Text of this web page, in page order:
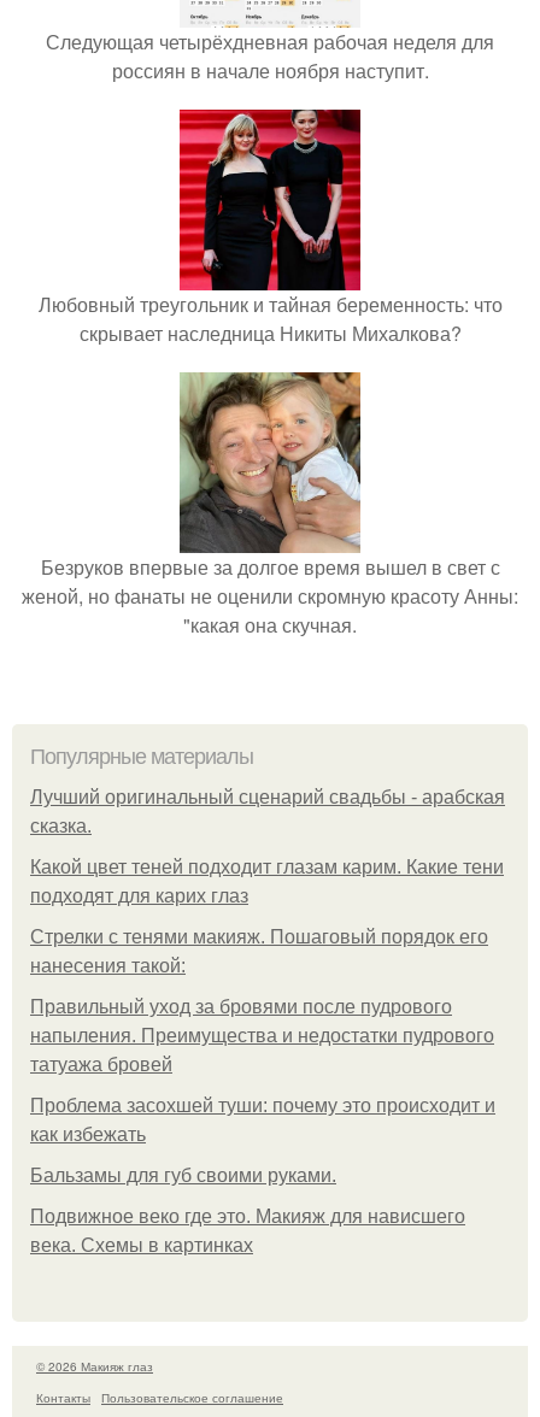
Следующая четырёхдневная рабочая неделя для
россиян в начале ноября наступит.
Любовный треугольник и тайная беременность: что
скрывает наследница Никиты Михалкова?
Безруков впервые за долгое время вышел в свет с
женой, но фанаты не оценили скромную красоту Анны:
"какая она скучная.
Популярные материалы
Лучший оригинальный сценарий свадьбы - арабская
сказка.
Какой цвет теней подходит глазам карим. Какие тени
подходят для карих глаз
Стрелки с тенями макияж. Пошаговый порядок его
нанесения такой:
Правильный уход за бровями после пудрового
напыления. Преимущества и недостатки пудрового
татуажа бровей
Проблема засохшей туши: почему это происходит и
как избежать
Бальзамы для губ своими руками.
Подвижное веко где это. Макияж для нависшего
века. Схемы в картинках
© 2026 Макияж глаз
Контакты
Пользовательское соглашение